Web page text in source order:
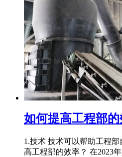
如何提高工程部
1.技术 技术可以帮助工程
高工程部的效率？ 在2023